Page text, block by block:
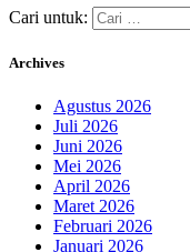
Cari untuk:
Archives
Agustus 2026
Juli 2026
Juni 2026
Mei 2026
April 2026
Maret 2026
Februari 2026
Januari 2026